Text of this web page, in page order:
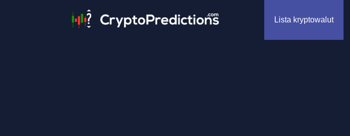
Lista kryptowalut